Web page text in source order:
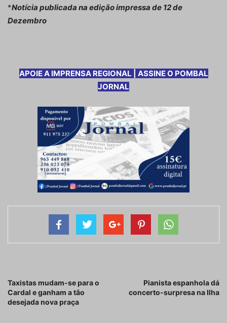
*Notícia publicada na edição impressa de 12 de
Dezembro
APOIE A IMPRENSA REGIONAL | ASSINE O POMBAL
JORNAL
Taxistas mudam-se para o
Cardal e ganham a tão
desejada nova praça
Pianista espanhola dá
concerto-surpresa na Ilha